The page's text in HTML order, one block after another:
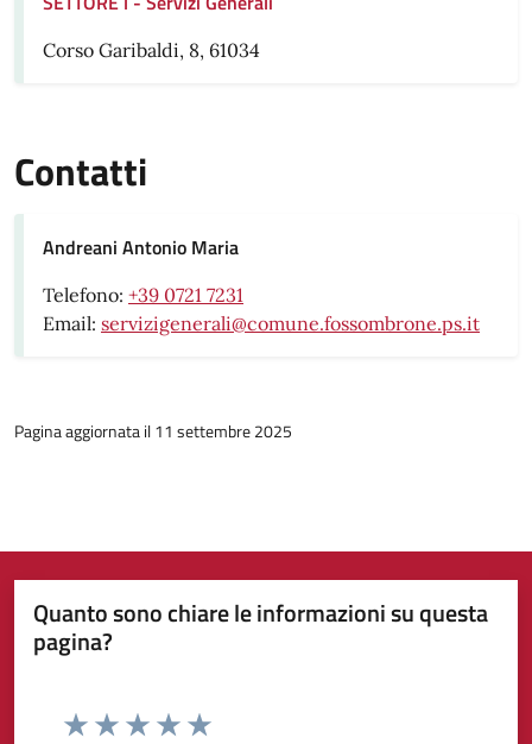
Corso Garibaldi, 8, 61034
Contatti
Andreani Antonio Maria
Telefono: +39 0721 7231
Email: servizigenerali@comune.fossombrone.ps.it
Pagina aggiornata il 11 settembre 2025
Quanto sono chiare le informazioni su questa
pagina?
Valuta da 1 a 5 stelle la pagina